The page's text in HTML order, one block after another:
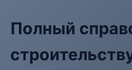
Полный